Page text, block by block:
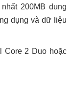
nhất 200MB dung
dụng và dữ liệu
Core 2 Duo hoặc